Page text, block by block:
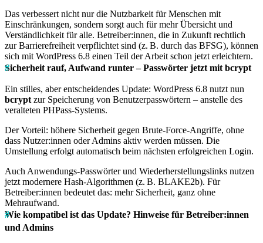
Das verbessert nicht nur die Nutzbarkeit für Menschen mit
Einschränkungen, sondern sorgt auch für mehr Übersicht und
Verständlichkeit für alle. Betreiber:innen, die in Zukunft rechtlich
zur Barrierefreiheit verpflichtet sind (z. B. durch das BFSG), können
sich mit WordPress 6.8 einen Teil der Arbeit schon jetzt erleichtern.
Sicherheit rauf, Aufwand runter – Passwörter jetzt mit bcrypt
Ein stilles, aber entscheidendes Update: WordPress 6.8 nutzt nun
bcrypt zur Speicherung von Benutzerpasswörtern – anstelle des
veralteten PHPass-Systems.
Der Vorteil: höhere Sicherheit gegen Brute-Force-Angriffe, ohne
dass Nutzer:innen oder Admins aktiv werden müssen. Die
Umstellung erfolgt automatisch beim nächsten erfolgreichen Login.
Auch Anwendungs-Passwörter und Wiederherstellungslinks nutzen
jetzt modernere Hash-Algorithmen (z. B. BLAKE2b). Für
Betreiber:innen bedeutet das: mehr Sicherheit, ganz ohne
Mehraufwand.
Wie kompatibel ist das Update? Hinweise für Betreiber:innen
und Admins